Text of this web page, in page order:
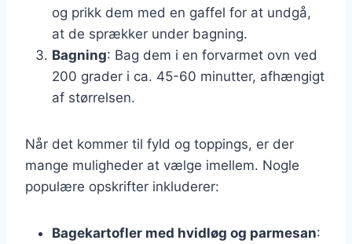
og prikk dem med en gaffel for at undgå,
at de sprækker under bagning.
Bagning: Bag dem i en forvarmet ovn ved
200 grader i ca. 45-60 minutter, afhængigt
af størrelsen.
Når det kommer til fyld og toppings, er der
mange muligheder at vælge imellem. Nogle
populære opskrifter inkluderer:
Bagekartofler med hvidløg og parmesan: